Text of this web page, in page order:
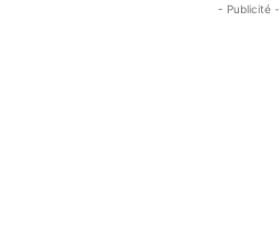
- Publicité -